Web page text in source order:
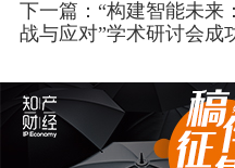
下一篇：“构建智能未
战与应对”学术研讨会成